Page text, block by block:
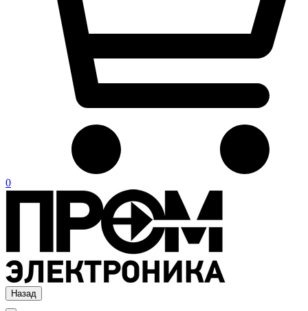
0
Назад